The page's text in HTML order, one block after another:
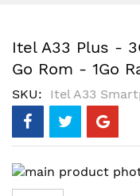
Itel A33 Plus -
Go Rom - 1Go
SKU Itel A33
Skip
to